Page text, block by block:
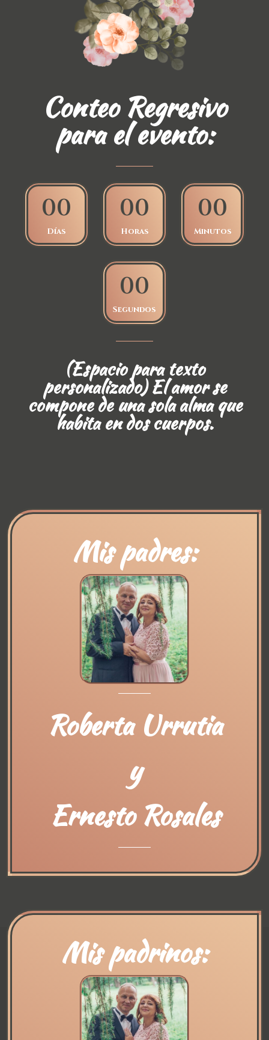
Conteo Regresivo
para el evento:
00
Días
00
Horas
00
Minutos
00
Segundos
(Espacio para texto
personalizado) El amor se
compone de una sola alma que
habita en dos cuerpos.
Mis padres:
Roberta Urrutia
y
Ernesto Rosales
Mis padrinos: